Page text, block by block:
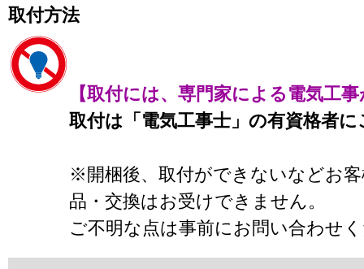
取付方法
【取付には、専門家による電気工
取付は「電気工事士」の有資格者
※開梱後、取付ができないなどお
品・交換はお受けできません。
ご不明な点は事前にお問い合わせ